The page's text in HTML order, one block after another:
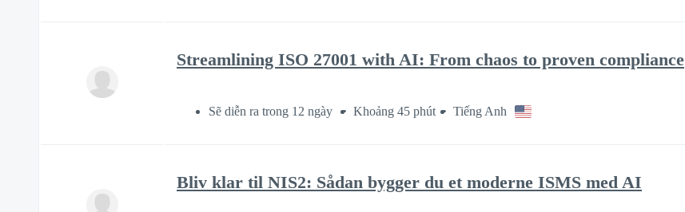
Streamlining ISO 27001 with AI: From chaos to proven compliance
Sẽ diễn ra trong 12 ngày Khoảng 45 phút Tiếng Anh
Bliv klar til NIS2: Sådan bygger du et moderne ISMS med AI